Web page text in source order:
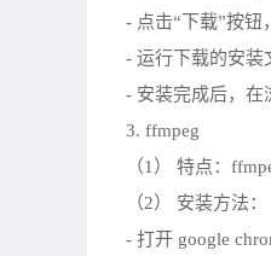
- 点击“下载”按钮
- 运行下载的安装
- 安装完成后，在
3. ffmpeg
（1） 特点：
（2） 安装方法：
- 打开 google